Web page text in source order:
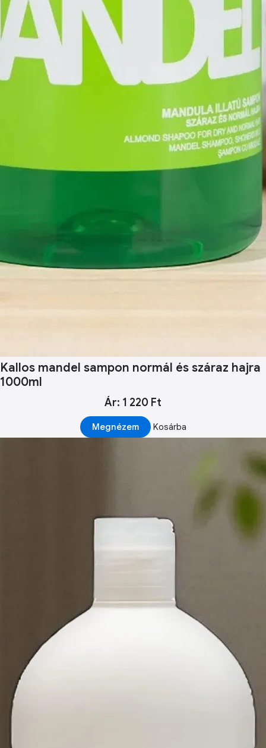
Kallos mandel sampon normál és száraz hajra
1000ml
Ár: 1 220 Ft
Megnézem Kosárba